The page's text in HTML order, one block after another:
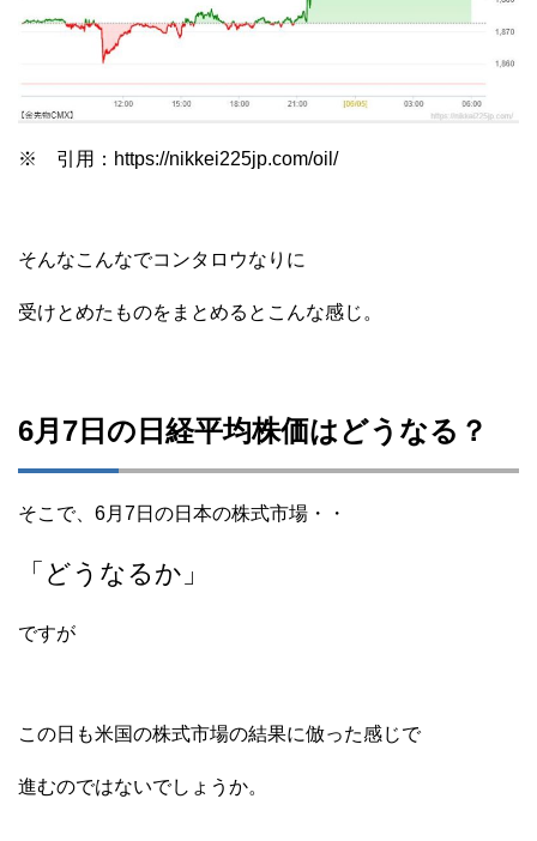
※ 引用：https://nikkei225jp.com/oil/
そんなこんなでコンタロウなりに
受けとめたものをまとめるとこんな感じ。
6月7日の日経平均株価はどうなる？
そこで、6月7日の日本の株式市場・・
「どうなるか」
ですが
この日も米国の株式市場の結果に倣った感じで
進むのではないでしょうか。